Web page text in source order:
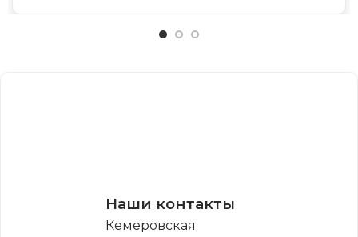
Наши контакты
Кемеровская